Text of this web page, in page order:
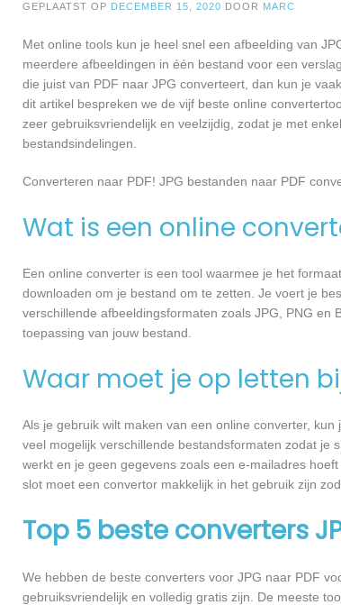
GEPLAATST OP DECEMBER 15, 2020 DOOR MARC
Met online tools kun je heel snel een afbeelding van
meerdere afbeeldingen in één bestand voor een
die juist van PDF naar JPG converteert, dan kun je
dit artikel bespreken we de vijf beste online
zeer gebruiksvriendelijk en veelzijdig, zodat je met
bestandsindelingen.
Converteren naar PDF! JPG bestanden naar PDF
Wat is een online
Een online converter is een tool waarmee je het
downloaden om je bestand om te zetten. Je voert je
verschillende afbeeldingsformaten zoals JPG, PNG en
toepassing van jouw bestand.
Waar moet je op letten
Als je gebruik wilt maken van een online converter,
veel mogelijk verschillende bestandsformaten zodat je
werkt en je geen gegevens zoals een e-mailadres
slot moet een convertor makkelijk in het gebruik zijn
Top 5 beste converters
We hebben de beste converters voor JPG naar PDF
gebruiksvriendelijk en volledig gratis zijn. De meeste